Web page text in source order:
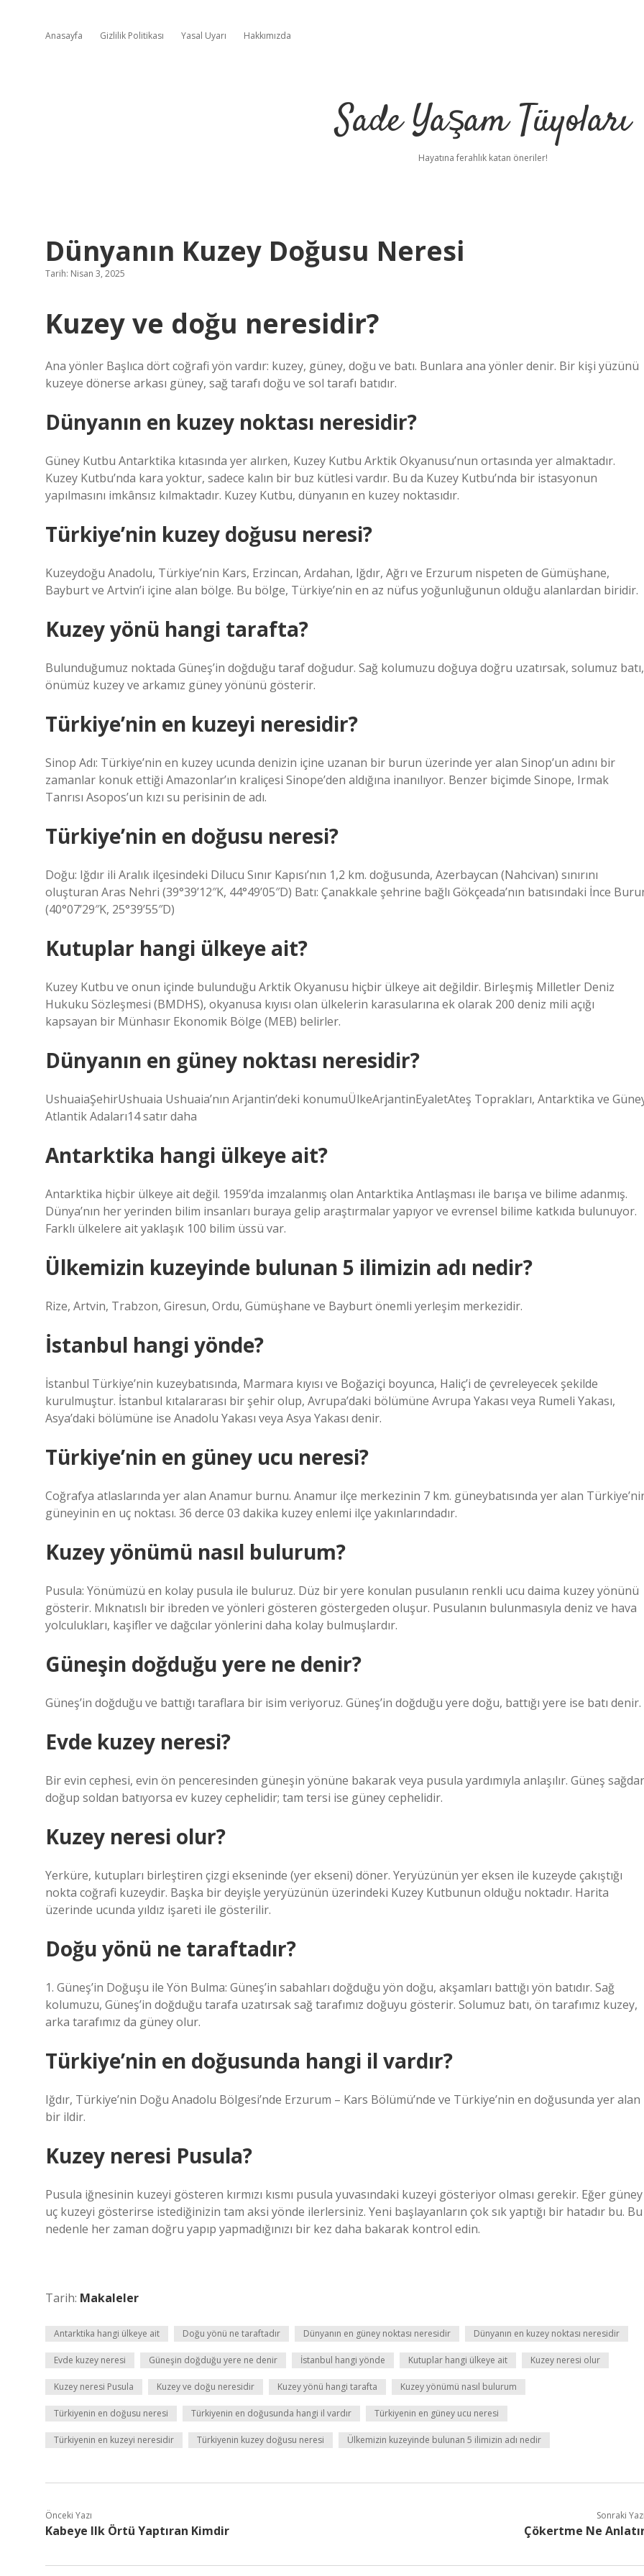
Anasayfa Gizlilik Politikası Yasal Uyarı Hakkımızda
Sade Yaşam Tüyoları
Hayatına ferahlık katan öneriler!
Dünyanın Kuzey Doğusu Neresi
Tarih: Nisan 3, 2025
Kuzey ve doğu neresidir?
Ana yönler Başlıca dört coğrafi yön vardır: kuzey, güney, doğu ve batı. Bunlara ana yönler denir. Bir kişi yüzünü
kuzeye dönerse arkası güney, sağ tarafı doğu ve sol tarafı batıdır.
Dünyanın en kuzey noktası neresidir?
Güney Kutbu Antarktika kıtasında yer alırken, Kuzey Kutbu Arktik Okyanusu’nun ortasında yer almaktadır.
Kuzey Kutbu’nda kara yoktur, sadece kalın bir buz kütlesi vardır. Bu da Kuzey Kutbu’nda bir istasyonun
yapılmasını imkânsız kılmaktadır. Kuzey Kutbu, dünyanın en kuzey noktasıdır.
Türkiye’nin kuzey doğusu neresi?
Kuzeydoğu Anadolu, Türkiye’nin Kars, Erzincan, Ardahan, Iğdır, Ağrı ve Erzurum nispeten de Gümüşhane,
Bayburt ve Artvin’i içine alan bölge. Bu bölge, Türkiye’nin en az nüfus yoğunluğunun olduğu alanlardan biridir.
Kuzey yönü hangi tarafta?
Bulunduğumuz noktada Güneş’in doğduğu taraf doğudur. Sağ kolumuzu doğuya doğru uzatırsak, solumuz batı,
önümüz kuzey ve arkamız güney yönünü gösterir.
Türkiye’nin en kuzeyi neresidir?
Sinop Adı: Türkiye’nin en kuzey ucunda denizin içine uzanan bir burun üzerinde yer alan Sinop’un adını bir
zamanlar konuk ettiği Amazonlar’ın kraliçesi Sinope’den aldığına inanılıyor. Benzer biçimde Sinope, Irmak
Tanrısı Asopos’un kızı su perisinin de adı.
Türkiye’nin en doğusu neresi?
Doğu: Iğdır ili Aralık ilçesindeki Dilucu Sınır Kapısı’nın 1,2 km. doğusunda, Azerbaycan (Nahcivan) sınırını
oluşturan Aras Nehri (39°39’12″K, 44°49’05″D) Batı: Çanakkale şehrine bağlı Gökçeada’nın batısındaki İnce
(40°07’29″K, 25°39’55″D)
Kutuplar hangi ülkeye ait?
Kuzey Kutbu ve onun içinde bulunduğu Arktik Okyanusu hiçbir ülkeye ait değildir. Birleşmiş Milletler Deniz
Hukuku Sözleşmesi (BMDHS), okyanusa kıyısı olan ülkelerin karasularına ek olarak 200 deniz mili açığı
kapsayan bir Münhasır Ekonomik Bölge (MEB) belirler.
Dünyanın en güney noktası neresidir?
UshuaiaŞehirUshuaia Ushuaia’nın Arjantin’deki konumuÜlkeArjantinEyaletAteş Toprakları, Antarktika ve
Atlantik Adaları14 satır daha
Antarktika hangi ülkeye ait?
Antarktika hiçbir ülkeye ait değil. 1959’da imzalanmış olan Antarktika Antlaşması ile barışa ve bilime adanmış.
Dünya’nın her yerinden bilim insanları buraya gelip araştırmalar yapıyor ve evrensel bilime katkıda bulunuyor.
Farklı ülkelere ait yaklaşık 100 bilim üssü var.
Ülkemizin kuzeyinde bulunan 5 ilimizin adı nedir?
Rize, Artvin, Trabzon, Giresun, Ordu, Gümüşhane ve Bayburt önemli yerleşim merkezidir.
İstanbul hangi yönde?
İstanbul Türkiye’nin kuzeybatısında, Marmara kıyısı ve Boğaziçi boyunca, Haliç’i de çevreleyecek şekilde
kurulmuştur. İstanbul kıtalararası bir şehir olup, Avrupa’daki bölümüne Avrupa Yakası veya Rumeli Yakası,
Asya’daki bölümüne ise Anadolu Yakası veya Asya Yakası denir.
Türkiye’nin en güney ucu neresi?
Coğrafya atlaslarında yer alan Anamur burnu. Anamur ilçe merkezinin 7 km. güneybatısında yer alan
güneyinin en uç noktası. 36 derce 03 dakika kuzey enlemi ilçe yakınlarındadır.
Kuzey yönümü nasıl bulurum?
Pusula: Yönümüzü en kolay pusula ile buluruz. Düz bir yere konulan pusulanın renkli ucu daima kuzey yönünü
gösterir. Mıknatıslı bir ibreden ve yönleri gösteren göstergeden oluşur. Pusulanın bulunmasıyla deniz ve hava
yolculukları, kaşifler ve dağcılar yönlerini daha kolay bulmuşlardır.
Güneşin doğduğu yere ne denir?
Güneş’in doğduğu ve battığı taraflara bir isim veriyoruz. Güneş’in doğduğu yere doğu, battığı yere ise batı denir.
Evde kuzey neresi?
Bir evin cephesi, evin ön penceresinden güneşin yönüne bakarak veya pusula yardımıyla anlaşılır. Güneş
doğup soldan batıyorsa ev kuzey cephelidir; tam tersi ise güney cephelidir.
Kuzey neresi olur?
Yerküre, kutupları birleştiren çizgi ekseninde (yer ekseni) döner. Yeryüzünün yer eksen ile kuzeyde çakıştığı
nokta coğrafi kuzeydir. Başka bir deyişle yeryüzünün üzerindeki Kuzey Kutbunun olduğu noktadır. Harita
üzerinde ucunda yıldız işareti ile gösterilir.
Doğu yönü ne taraftadır?
1. Güneş’in Doğuşu ile Yön Bulma: Güneş’in sabahları doğduğu yön doğu, akşamları battığı yön batıdır. Sağ
kolumuzu, Güneş’in doğduğu tarafa uzatırsak sağ tarafımız doğuyu gösterir. Solumuz batı, ön tarafımız kuzey,
arka tarafımız da güney olur.
Türkiye’nin en doğusunda hangi il vardır?
Iğdır, Türkiye’nin Doğu Anadolu Bölgesi’nde Erzurum – Kars Bölümü’nde ve Türkiye’nin en doğusunda yer alan
bir ildir.
Kuzey neresi Pusula?
Pusula iğnesinin kuzeyi gösteren kırmızı kısmı pusula yuvasındaki kuzeyi gösteriyor olması gerekir. Eğer güney
uç kuzeyi gösterirse istediğinizin tam aksi yönde ilerlersiniz. Yeni başlayanların çok sık yaptığı bir hatadır bu. Bu
nedenle her zaman doğru yapıp yapmadığınızı bir kez daha bakarak kontrol edin.
Tarih: Makaleler
Antarktika hangi ülkeye ait Doğu yönü ne taraftadır Dünyanın en güney noktası neresidir Dünyanın en kuzey noktası neresidir
Evde kuzey neresi Güneşin doğduğu yere ne denir İstanbul hangi yönde Kutuplar hangi ülkeye ait Kuzey neresi olur
Kuzey neresi Pusula Kuzey ve doğu neresidir Kuzey yönü hangi tarafta Kuzey yönümü nasıl bulurum
Türkiyenin en doğusu neresi Türkiyenin en doğusunda hangi il vardır Türkiyenin en güney ucu neresi
Türkiyenin en kuzeyi neresidir Türkiyenin kuzey doğusu neresi Ülkemizin kuzeyinde bulunan 5 ilimizin adı nedir
Önceki Yazı
Kabeye Ilk Örtü Yaptıran Kimdir
Sonraki Yazı
Çökertme Ne